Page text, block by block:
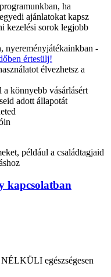
ha
ajánlatokat kapsz
kezelési sorok legjobb
nyereményjátékainkban -
értesülj!
élvezhetsz a
a könnyebb vásárlásért
adott állapotát
például a családtagjaid
kapcsolatban
egészségesen